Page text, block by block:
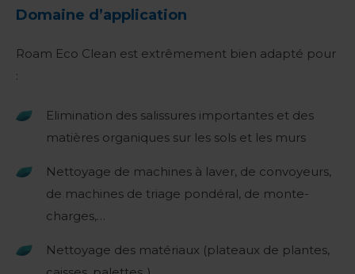
Domaine d’application
Roam Eco Clean est extrêmement bien adapté pour
:
Elimination des salissures importantes et des
matières organiques sur les sols et les murs
Nettoyage de machines à laver, de convoyeurs,
de machines de triage pondéral, de monte-
charges,…
Nettoyage des matériaux (plateaux de plantes,